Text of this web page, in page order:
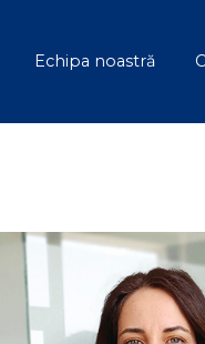
Echipa noastră